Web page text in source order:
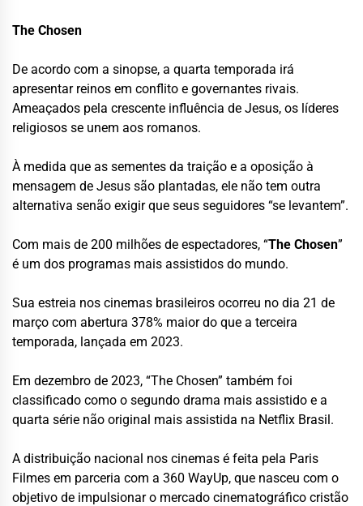
The Chosen
De acordo com a sinopse, a quarta temporada irá
apresentar reinos em conflito e governantes rivais.
Ameaçados pela crescente influência de Jesus, os líderes
religiosos se unem aos romanos.
À medida que as sementes da traição e a oposição à
mensagem de Jesus são plantadas, ele não tem outra
alternativa senão exigir que seus seguidores “se levantem”.
Com mais de 200 milhões de espectadores, “The Chosen”
é um dos programas mais assistidos do mundo.
Sua estreia nos cinemas brasileiros ocorreu no dia 21 de
março com abertura 378% maior do que a terceira
temporada, lançada em 2023.
Em dezembro de 2023, “The Chosen” também foi
classificado como o segundo drama mais assistido e a
quarta série não original mais assistida na Netflix Brasil.
A distribuição nacional nos cinemas é feita pela Paris
Filmes em parceria com a 360 WayUp, que nasceu com o
objetivo de impulsionar o mercado cinematográfico cristão